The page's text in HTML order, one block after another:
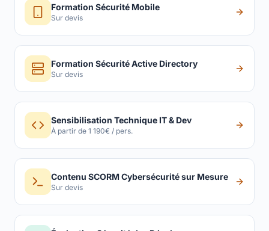
Formation Sécurité Mobile
Sur devis
Formation Sécurité Active Directory
Sur devis
Sensibilisation Technique IT & Dev
À partir de 1 190€ / pers.
Contenu SCORM Cybersécurité sur Mesure
Sur devis